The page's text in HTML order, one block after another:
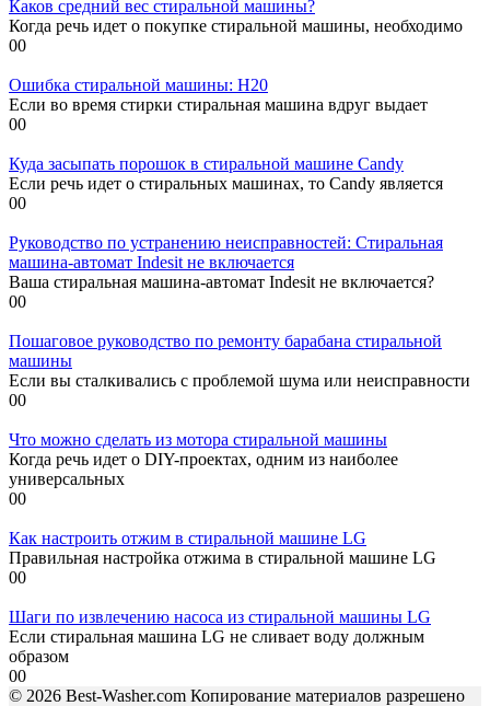
Каков средний вес стиральной машины?
Когда речь идет о покупке стиральной машины, необходимо
00
Ошибка стиральной машины: H20
Если во время стирки стиральная машина вдруг выдает
00
Куда засыпать порошок в стиральной машине Candy
Если речь идет о стиральных машинах, то Candy является
00
Руководство по устранению неисправностей: Стиральная
машина-автомат Indesit не включается
Ваша стиральная машина-автомат Indesit не включается?
00
Пошаговое руководство по ремонту барабана стиральной
машины
Если вы сталкивались с проблемой шума или неисправности
00
Что можно сделать из мотора стиральной машины
Когда речь идет о DIY-проектах, одним из наиболее
универсальных
00
Как настроить отжим в стиральной машине LG
Правильная настройка отжима в стиральной машине LG
00
Шаги по извлечению насоса из стиральной машины LG
Если стиральная машина LG не сливает воду должным
образом
00
© 2026 Best-Washer.com Копирование материалов разрешено